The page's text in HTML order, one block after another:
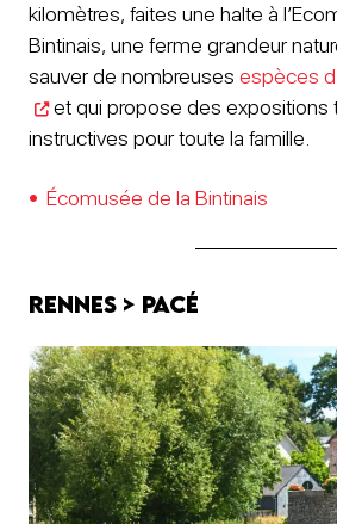
kilomètres, faites une halte à
Bintinais, une ferme grandeur
sauver de nombreuses espèces
et qui propose des expositions
instructives pour toute la famille.
Écomusée de la Bintinais
Rennes > Pacé